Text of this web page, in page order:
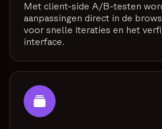
Met client-side A/B-testen
aanpassingen direct in de
voor snelle iteraties en het
interface.